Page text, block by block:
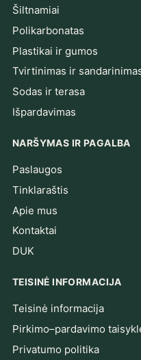
Šiltnamiai
Polikarbonatas
Plastikai ir gumos
Tvirtinimas ir
Sodas ir terasa
Išpardavimas
NARŠYMAS IR PAGALBA
Paslaugos
Tinklaraštis
Apie mus
Kontaktai
DUK
TEISINĖ INFORMACIJA
Teisinė informacija
Pirkimo–pardavimo
Privatumo politika